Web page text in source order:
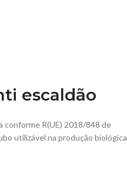
escaldão
conforme R(UE) 2018/848 de
utilizável na produção biológica